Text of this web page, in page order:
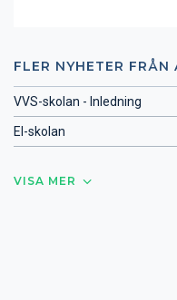
FLER NYHETER
VVS-skolan - Inledning
El-skolan
VISA MER